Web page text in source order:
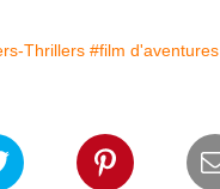
Thrillers #film d'aventures